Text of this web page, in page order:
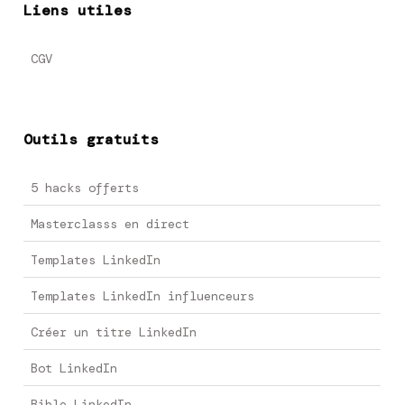
Liens utiles
CGV
Outils gratuits
5 hacks offerts
Masterclasss en direct
Templates LinkedIn
Templates LinkedIn influenceurs
Créer un titre LinkedIn
Bot LinkedIn